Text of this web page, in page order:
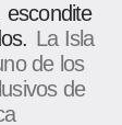
escondite
La Isla
de los
de